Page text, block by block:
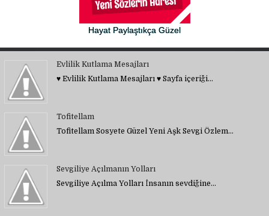
Hayat Paylaştıkça Güzel
Evlilik Kutlama Mesajları
♥ Evlilik Kutlama Mesajları ♥ Sayfa içeriği…
Tofitellam
Tofitellam Sosyete Güzel Yeni Aşk Sevgi Özlem…
Sevgiliye Açılmanın Yolları
Sevgiliye Açılma Yolları İnsanın sevdiğine…